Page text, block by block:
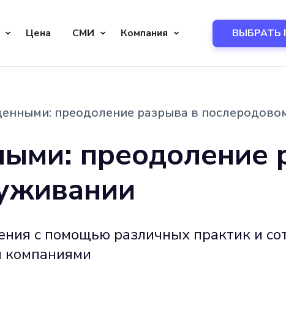
Цена СМИ Компания ВЫБРАТЬ
преодоление разрыва в
преодоление
с помощью различных практик и